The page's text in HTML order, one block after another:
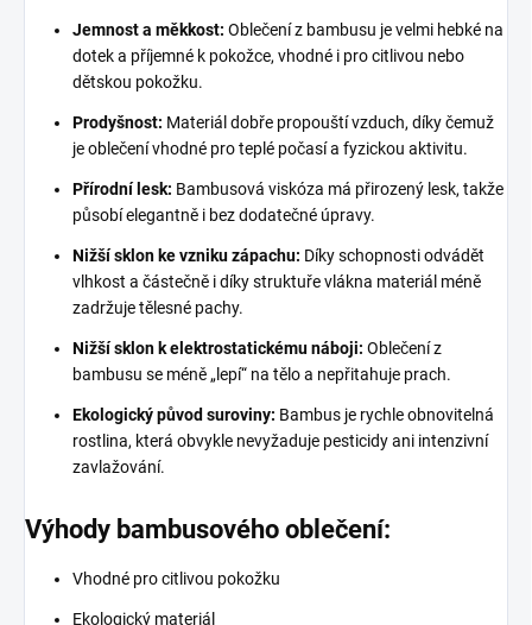
Jemnost a měkkost: Oblečení z bambusu je velmi hebké na
dotek a příjemné k pokožce, vhodné i pro citlivou nebo
dětskou pokožku.
Prodyšnost: Materiál dobře propouští vzduch, díky čemuž
je oblečení vhodné pro teplé počasí a fyzickou aktivitu.
Přírodní lesk: Bambusová viskóza má přirozený lesk, takže
působí elegantně i bez dodatečné úpravy.
Nižší sklon ke vzniku zápachu: Díky schopnosti odvádět
vlhkost a částečně i díky struktuře vlákna materiál méně
zadržuje tělesné pachy.
Nižší sklon k elektrostatickému náboji: Oblečení z
bambusu se méně „lepí“ na tělo a nepřitahuje prach.
Ekologický původ suroviny: Bambus je rychle obnovitelná
rostlina, která obvykle nevyžaduje pesticidy ani intenzivní
zavlažování.
Výhody bambusového oblečení:
Vhodné pro citlivou pokožku
Ekologický materiál